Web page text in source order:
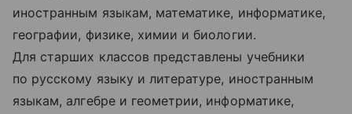
иностранным языкам, математике, информатике,
географии, физике, химии и биологии.
Для старших классов представлены учебники
по русскому языку и литературе, иностранным
языкам, алгебре и геометрии, информатике,